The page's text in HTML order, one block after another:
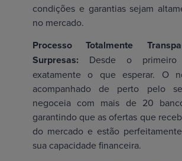
condições e garantias sejam
no mercado.
Processo Totalmente
Surpresas: Desde o primeiro
exatamente o que esperar. O
acompanhado de perto pelo
negoceia com mais de 20
garantindo que as ofertas que
do mercado e estão
sua capacidade financeira.